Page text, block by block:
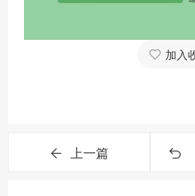
加入
上一篇